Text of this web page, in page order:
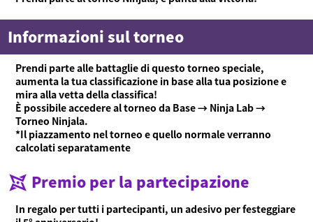
Informazioni sul torneo
Prendi parte alle battaglie di questo torneo speciale,
aumenta la tua classificazione in base alla tua posizione e
mira alla vetta della classifica!
È possibile accedere al torneo da Base → Ninja Lab →
Torneo Ninjala.
*Il piazzamento nel torneo e quello normale verranno
calcolati separatamente
Premio per la partecipazione
In regalo per tutti i partecipanti, un adesivo per festeggiare